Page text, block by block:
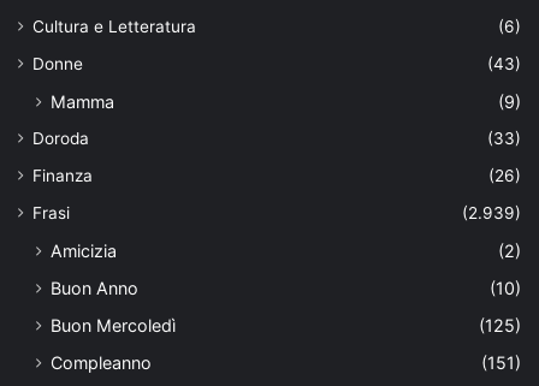
Cultura e Letteratura
(6)
Donne
(43)
Mamma (9)
Doroda
(33)
Finanza
(26)
Frasi
(2.939)
Amicizia
(2)
Buon Anno
(10)
Buon Mercoledì
(125)
Compleanno
(151)